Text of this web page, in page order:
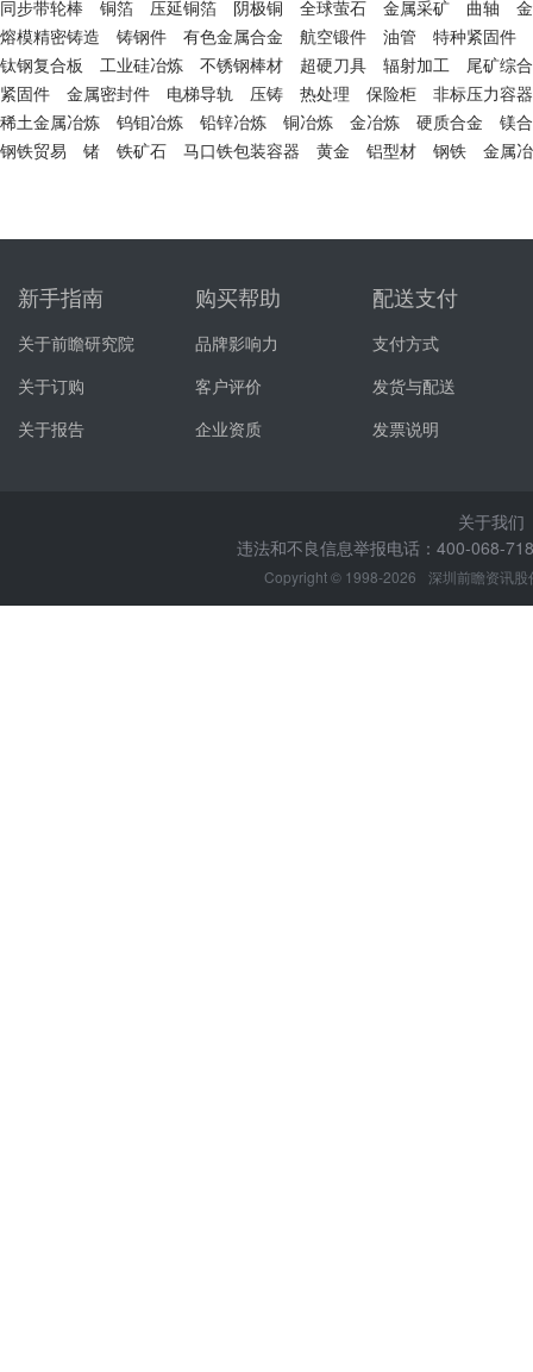
同步带轮棒 铜箔 压延铜箔 阴极铜 全球萤石 金属采矿 曲轴
熔模精密铸造
铸钢件 有色金属合金 航空锻件 油管
特种紧固件
钛钢复合板
工业硅冶炼 不锈钢棒材 超硬刀具 辐射加工
尾矿综
紧固件
金属密封件 电梯导轨 压铸 热处理 保险柜
非标压力容器
稀土金属冶炼
钨钼冶炼 铅锌冶炼 铜冶炼 金冶炼 硬质合金
镁
钢铁贸易
锗 铁矿石 马口铁包装容器 黄金 铝型材 钢铁 金属
新手指南
关于前瞻研究院
关于订购
关于报告
购买帮助
品牌影响力
客户评价
企业资质
配送支付
支付方式
发货与配送
发票说明
关于我们
违法和不良信息举报电话：400-068-
Copyright © 1998-2026 深圳前瞻资讯股